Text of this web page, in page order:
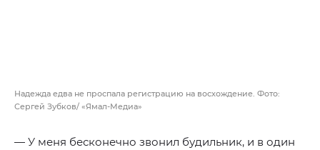
Надежда едва не проспала регистрацию на восхождение. Фото:
Сергей Зубков/ «Ямал-Медиа»
— У меня бесконечно звонил будильник, и в один